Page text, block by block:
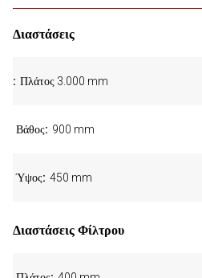
Διαστάσεις
Πλάτος 3.000 mm
Βάθος 900 mm
Ύψος 450 mm
Διαστάσεις Φίλτρου